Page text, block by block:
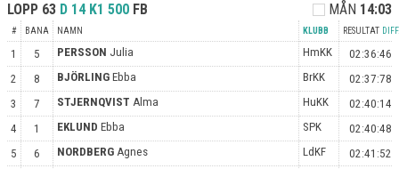
LOPP 63 D 14 K1 500 FB MÅN 14:03
# BANA NAMN KLUBB RESULTAT
1 5 PERSSON Julia HmKK
02:36:46
2
8 BJÖRLING Ebba BrKK
02:37:78
3
7 STJERNQVIST Alma HuKK
02:40:14
4
1 EKLUND Ebba SPK
02:40:48
5
6 NORDBERG Agnes LdKF
02:41:52